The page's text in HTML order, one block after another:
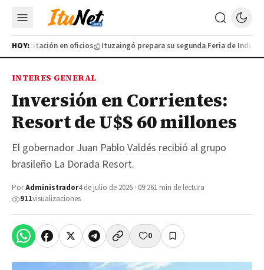
HOY:
capacitación en oficios Ituzaingó prepara su segunda Feria de
INTERES GENERAL
Inversión en Corrientes:
Resort de U$S 60 millones
El gobernador Juan Pablo Valdés recibió al grupo
brasileño La Dorada Resort.
PorAdministrador4 de julio de 2026 · 09:261 min de lectura
911visualizaciones
0